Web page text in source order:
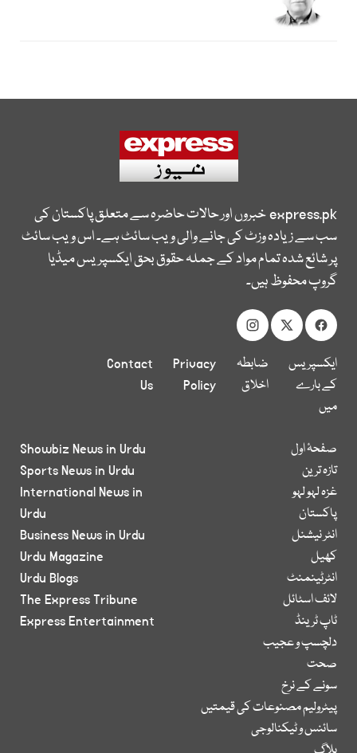
express.pkخبروں اور حالات حاضرہ سے متعلق پاکستان کی
سب سے زیادہ وزٹ کی جانے والی ویب سائٹ ہے۔ اس ویب سائٹ
پر شائع شدہ تمام مواد کے جملہ حقوق بحق ایکسپریس میڈیا
گروپ محفوظ ہیں۔
ایکسپریس
کے بارے
میں
ضابطہ
اخلاق
Privacy
Policy
Contact
Us
صفحۂ اول
تازہ ترین
غزہ لہو لہو
پاکستان
انٹر نیشنل
کھیل
انٹرٹینمنٹ
لائف اسٹائل
ٹاپ ٹرینڈ
دلچسپ و عجیب
صحت
سونے کے نرخ
پیٹرولیم مصنوعات کی قیمتیں
سائنس و ٹیکنالوجی
Showbiz News in Urdu
Sports News in Urdu
International News in
Urdu
Business News in Urdu
Urdu Magazine
Urdu Blogs
The Express Tribune
Express Entertainment